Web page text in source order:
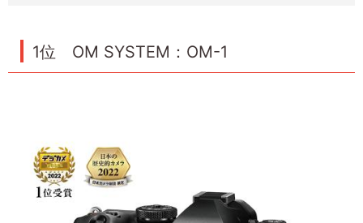
1位 OM SYSTEM：OM-1